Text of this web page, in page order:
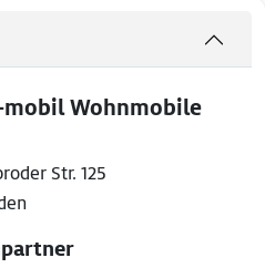
Wohnmobile
Str. 125